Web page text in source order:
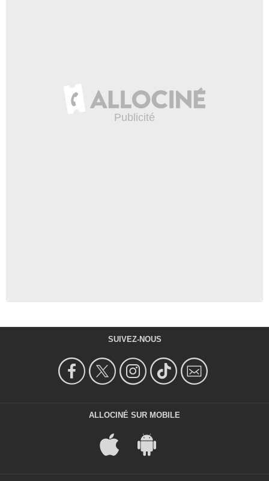
SUIVEZ-NOUS
ALLOCINÉ SUR MOBILE